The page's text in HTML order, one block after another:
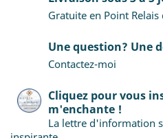
Gratuite en Point
Une question? Une
Contactez-moi
Cliquez pour vous
m'enchante !
La lettre d'information